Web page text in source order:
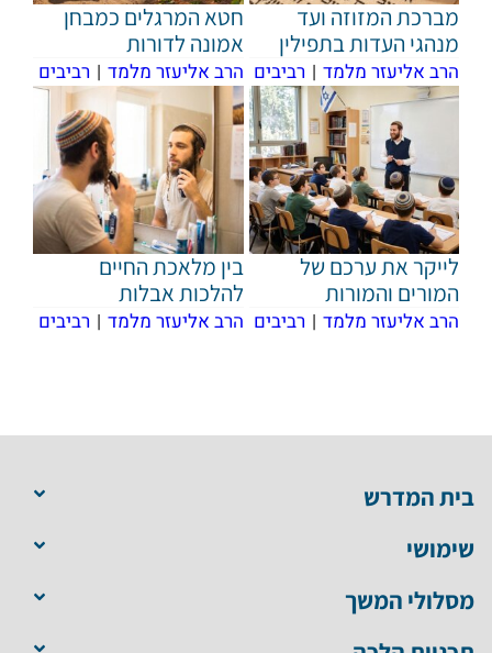
מברכת המזוזה ועד
מנהגי העדות בתפילין
הרב אליעזר מלמד | רביבים
חטא המרגלים כמבחן
אמונה לדורות
הרב אליעזר מלמד | רביבים
לייקר את ערכם של
המורים והמורות
הרב אליעזר מלמד | רביבים
בין מלאכת החיים
להלכות אבלות
הרב אליעזר מלמד | רביבים
בית המדרש
שימושי
מסלולי המשך